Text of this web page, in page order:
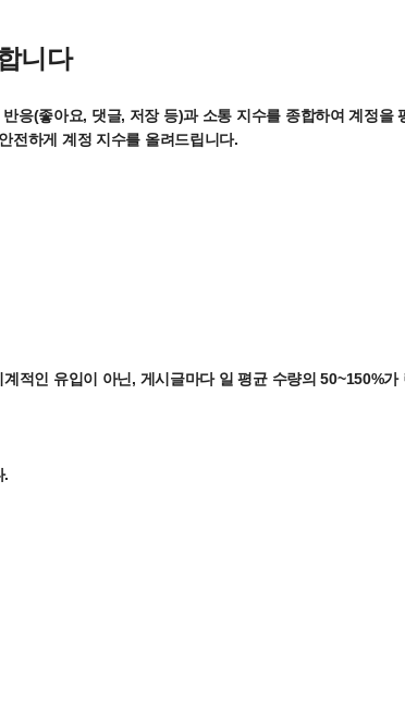
니다
응(좋아요, 댓글, 저장 등)과 소통 지수를 종합하여 계정을
전하게 계정 지수를 올려드립니다.
인 유입이 아닌, 게시글마다 일 평균 수량의 50~150%가
.